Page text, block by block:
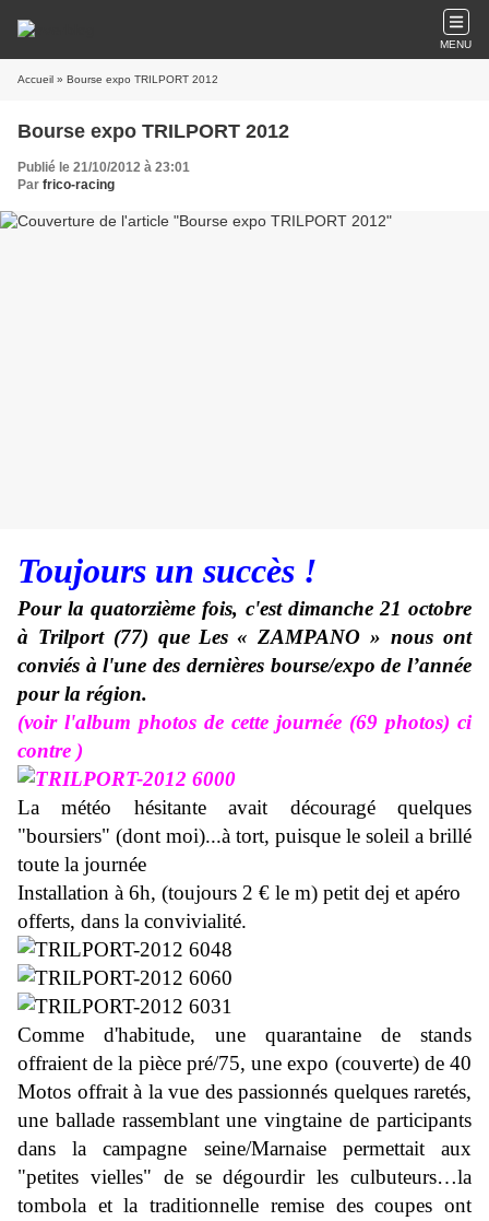
MENU
Accueil » Bourse expo TRILPORT 2012
Bourse expo TRILPORT 2012
Publié le 21/10/2012 à 23:01
Par frico-racing
Toujours un succès !
Pour la quatorzième fois, c'est dimanche 21 octobre
à Trilport (77) que Les « ZAMPANO » nous ont
conviés à l'une des dernières bourse/expo de l’année
pour la région.
(voir l'album photos de cette journée (69 photos) ci
contre )
La météo hésitante avait découragé quelques
"boursiers" (dont moi)...à tort, puisque le soleil a brillé
toute la journée
Installation à 6h, (toujours 2 € le m) petit dej et apéro
offerts, dans la convivialité.
Comme d'habitude, une quarantaine de stands
offraient de la pièce pré/75, une expo (couverte) de 40
Motos offrait à la vue des passionnés quelques raretés,
une ballade rassemblant une vingtaine de participants
dans la campagne seine/Marnaise permettait aux
"petites vielles" de se dégourdir les culbuteurs…la
tombola et la traditionnelle remise des coupes ont